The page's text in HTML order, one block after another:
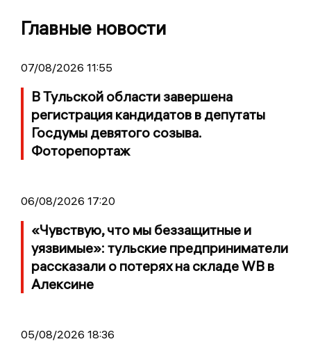
Главные новости
07/08/2026 11:55
В Тульской области завершена
регистрация кандидатов в депутаты
Госдумы девятого созыва.
Фоторепортаж
06/08/2026 17:20
«Чувствую, что мы беззащитные и
уязвимые»: тульские предприниматели
рассказали о потерях на складе WB в
Алексине
05/08/2026 18:36